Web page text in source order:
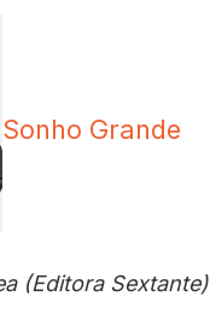
Sonho Grande
(Editora Sextante)